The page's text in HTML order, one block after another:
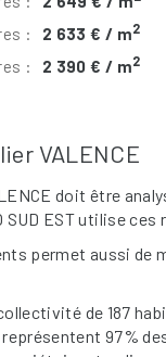
: 2 633 € / m2
: 2 390 € / m2
VALENCE
doit être
EST utilise
permet aussi de
de 187
97%